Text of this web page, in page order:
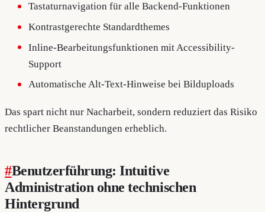
Tastaturnavigation für alle Backend-Funktionen
Kontrastgerechte Standardthemes
Inline-Bearbeitungsfunktionen mit Accessibility-
Support
Automatische Alt-Text-Hinweise bei Bilduploads
Das spart nicht nur Nacharbeit, sondern reduziert das Risiko
rechtlicher Beanstandungen erheblich.
#Benutzerführung: Intuitive
Administration ohne technischen
Hintergrund